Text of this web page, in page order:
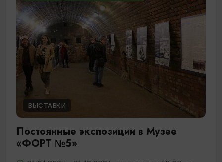
ВЫСТАВКИ
Постоянные экспозиции в Музее
«ФОРТ №5»